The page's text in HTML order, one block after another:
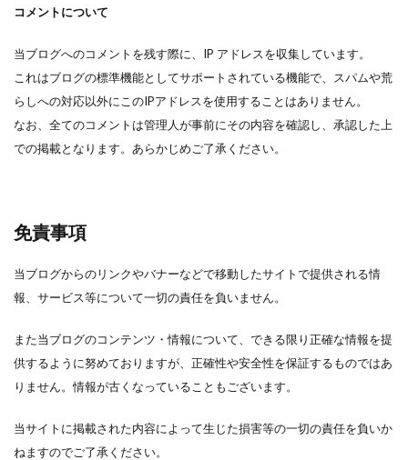
コメントについて
当ブログへのコメントを残す際に、IP アドレスを収集しています。
これはブログの標準機能としてサポートされている機能で、スパムや荒
らしへの対応以外にこのIPアドレスを使用することはありません。
なお、全てのコメントは管理人が事前にその内容を確認し、承認した上
での掲載となります。あらかじめご了承ください。
免責事項
当ブログからのリンクやバナーなどで移動したサイトで提供される情
報、サービス等について一切の責任を負いません。
また当ブログのコンテンツ・情報について、できる限り正確な情報を提
供するように努めておりますが、正確性や安全性を保証するものではあ
りません。情報が古くなっていることもございます。
当サイトに掲載された内容によって生じた損害等の一切の責任を負いか
ねますのでご了承ください。